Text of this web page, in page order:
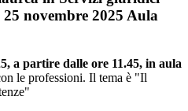
25 novembre 2025 Aula
a partire dalle ore 11.45, in aula
le professioni. Il tema è "Il